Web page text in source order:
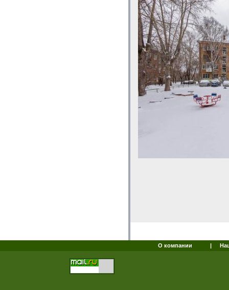
О компании |